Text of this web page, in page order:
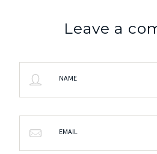
Leave a
NAME
EMAIL